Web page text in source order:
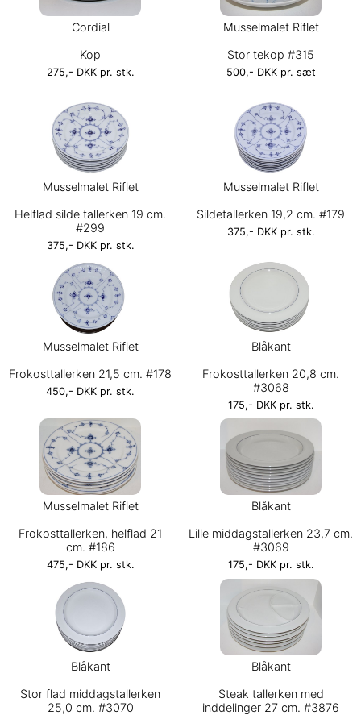
Cordial
Kop
275,- DKK pr. stk.
Musselmalet Riflet
Stor tekop #315
500,- DKK pr. sæt
Musselmalet Riflet
Helflad silde tallerken 19 cm.
#299
375,- DKK pr. stk.
Musselmalet Riflet
Sildetallerken 19,2 cm. #179
375,- DKK pr. stk.
Musselmalet Riflet
Frokosttallerken 21,5 cm. #178
450,- DKK pr. stk.
Blåkant
Frokosttallerken 20,8 cm.
#3068
175,- DKK pr. stk.
Musselmalet Riflet
Frokosttallerken, helflad 21
cm. #186
475,- DKK pr. stk.
Blåkant
Lille middagstallerken 23,7 cm.
#3069
175,- DKK pr. stk.
Blåkant
Stor flad middagstallerken
25,0 cm. #3070
Blåkant
Steak tallerken med
inddelinger 27 cm. #3876